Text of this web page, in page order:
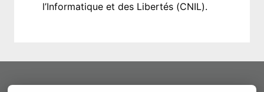
l’Informatique et des Libertés (CNIL).